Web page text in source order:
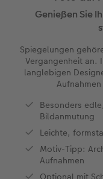
Alu-
Foto
Art
Baby
Genießen Sie
Spiegelungen
Vergangenheit an.
langlebigen
Besonders
Bildanmutung
Leichte,
Motiv-Tipp:
Aufnahmen
Optional mit